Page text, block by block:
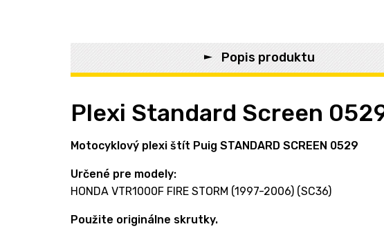
Popis produktu
Plexi Standard Screen
Motocyklový plexi štít Puig STANDARD SCREEN 0529
Určené pre modely:
HONDA VTR1000F FIRE STORM (1997-2006) (SC36)
Použite originálne skrutky.